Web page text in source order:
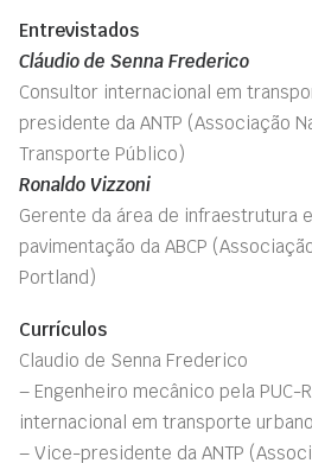
Entrevistados
Cláudio de Senna Frederico
Consultor internacional em
presidente da ANTP (Associação
Transporte Público)
Ronaldo Vizzoni
Gerente da área de infraestrutura
pavimentação da ABCP
Portland)
Currículos
Claudio de Senna Frederico
– Engenheiro mecânico pela PUC-
internacional em transporte urbano
– Vice-presidente da ANTP